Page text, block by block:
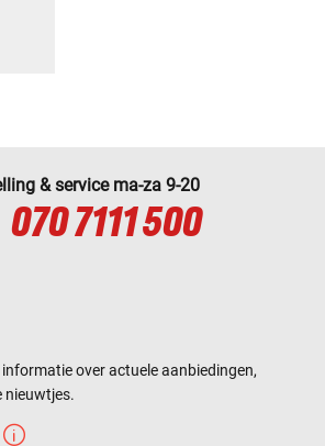
& service ma-za 9-20
070 7111 500
informatie over actuele aanbiedingen,
nieuwtjes.